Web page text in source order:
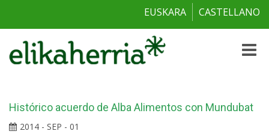
EUSKARA CASTELLANO
Toggle
Histórico acuerdo de Alba Alimentos con Mundubat
2014 - SEP - 01